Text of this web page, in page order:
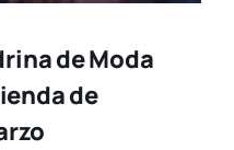
de Moda
de